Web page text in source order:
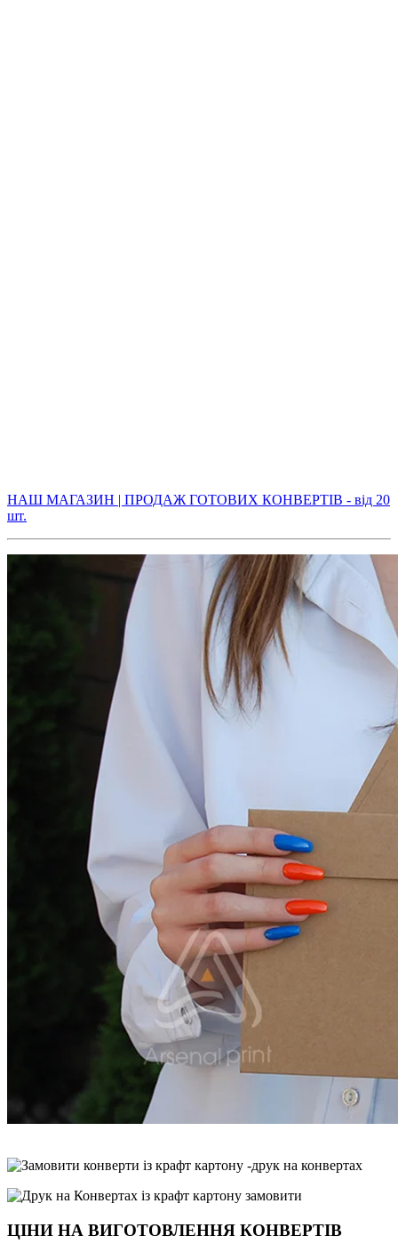
НАШ МАГАЗИН | ПРОДАЖ ГОТОВИХ КОНВЕРТІВ - від 20
шт.
ЦІНИ НА ВИГОТОВЛЕННЯ КОНВЕРТІВ